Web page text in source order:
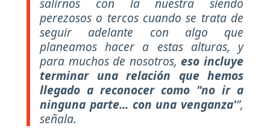
salirnos con la nuestra siendo
perezosos o tercos cuando se trata de
seguir adelante con algo que
planeamos hacer a estas alturas, y
para muchos de nosotros,eso incluye
terminar una relación que hemos
llegado a reconocer como "no ir a
ninguna parte... con una venganza'”,
señala.